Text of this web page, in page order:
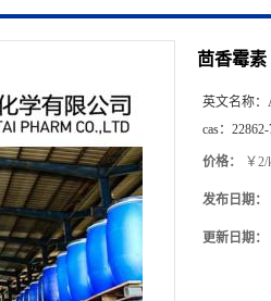
茴香霉
英文名称：
cas：
价格： ￥2/
发布日期：
更新日期：